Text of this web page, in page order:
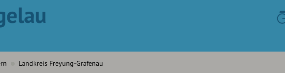
Landkreis Freyung-Grafenau